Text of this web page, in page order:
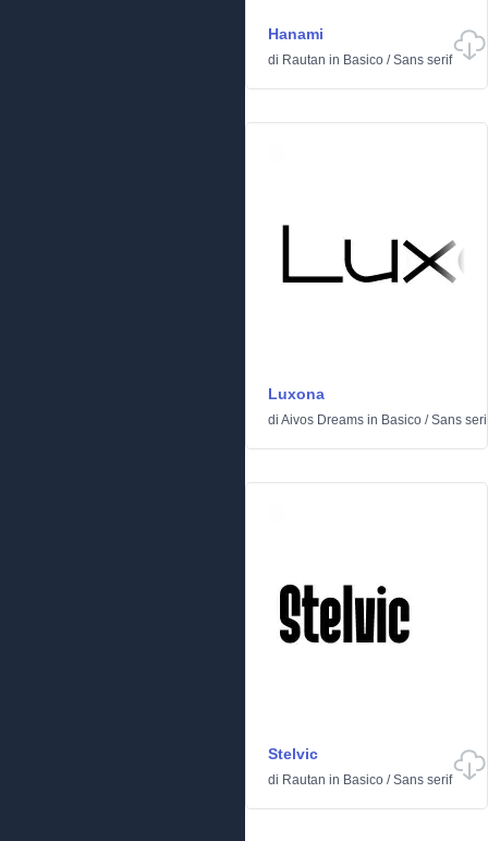
Hanami
di Rautan in Basico /Sans serif
Luxona
di Aivos Dreams in Basico /Sans
Stelvic
di Rautan in Basico /Sans serif